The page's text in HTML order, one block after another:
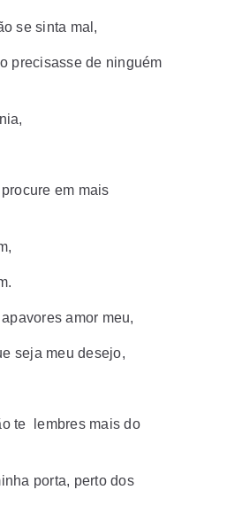
se sinta mal,
precisasse de ninguém
em mais
amor meu,
seja meu desejo,
te lembres mais do
porta, perto dos